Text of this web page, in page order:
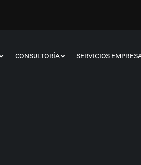
CONSULTORÍA SERVICIOS